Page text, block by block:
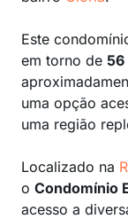
Este
em torno de 56
uma opção
uma região
Localizado na
o Condomínio
acesso a